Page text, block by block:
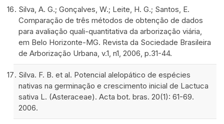
Silva, A. G.; Gonçalves, W.; Leite, H. G.; Santos, E.
Comparação de três métodos de obtenção de dados
para avaliação quali-quantitativa da arborização viária,
em Belo Horizonte-MG. Revista da Sociedade Brasileira
de Arborização Urbana, v.1, n1, 2006, p.31-44.
Silva. F. B. et al. Potencial alelopático de espécies
nativas na germinação e crescimento inicial de Lactuca
sativa L. (Asteraceae). Acta bot. bras. 20(1): 61-69.
2006.